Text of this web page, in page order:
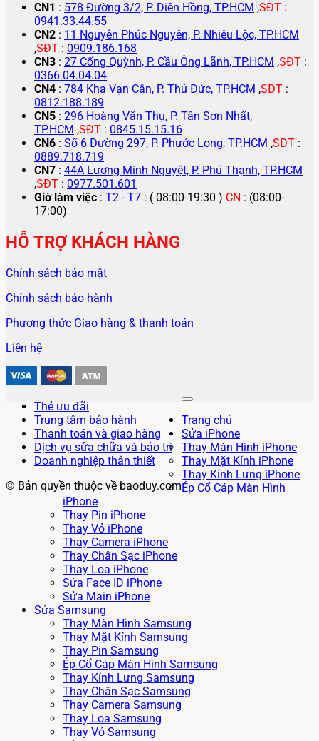
CN1 : 578 Đường 3/2, P. Diên Hồng, TP.HCM ,SĐT :
0941.33.44.55
CN2 : 11 Nguyễn Phúc Nguyên, P. Nhiêu Lộc, TP.HCM
,SĐT : 0909.186.168
CN3 : 27 Cống Quỳnh, P. Cầu Ông Lãnh, TP.HCM ,SĐT :
0366.04.04.04
CN4 : 784 Kha Vạn Cân, P. Thủ Đức, TP.HCM ,SĐT :
0812.188.189
CN5 : 296 Hoàng Văn Thụ, P. Tân Sơn Nhất,
TP.HCM ,SĐT : 0845.15.15.16
CN6 : Số 6 Đường 297, P. Phước Long, TP.HCM ,SĐT :
0889.718.719
CN7 : 44A Lương Minh Nguyệt, P. Phú Thạnh, TP.HCM
,SĐT : 0977.501.601
Giờ làm việc : T2 - T7 : ( 08:00-19:30 ) CN : (08:00-
17:00)
HỖ TRỢ KHÁCH HÀNG
Chính sách bảo mật
Chính sách bảo hành
Phương thức Giao hàng & thanh toán
Liên hệ
Thẻ ưu đãi
Trung tâm bảo hành
Thanh toán và giao hàng
Dịch vụ sửa chữa và bảo trì
Doanh nghiệp thân thiết
© Bản quyền thuộc về baoduy.com
Trang chủ
Sửa iPhone
Thay Màn Hình iPhone
Thay Mặt Kính iPhone
Thay Kính Lưng iPhone
Ép Cổ Cáp Màn Hình
iPhone
Thay Pin iPhone
Thay Vỏ iPhone
Thay Camera iPhone
Thay Chân Sạc iPhone
Thay Loa iPhone
Sửa Face ID iPhone
Sửa Main iPhone
Sửa Samsung
Thay Màn Hình Samsung
Thay Mặt Kính Samsung
Thay Pin Samsung
Ép Cổ Cáp Màn Hình Samsung
Thay Kính Lưng Samsung
Thay Chân Sạc Samsung
Thay Camera Samsung
Thay Loa Samsung
Thay Vỏ Samsung